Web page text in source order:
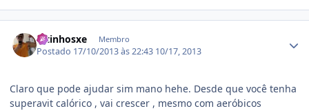
Vitinhosxe Membro
Postado 17/10/2013 às 22:43 10/17, 2013
Claro que pode ajudar sim mano hehe. Desde que você tenha
superavit calórico , vai crescer , mesmo com aeróbicos